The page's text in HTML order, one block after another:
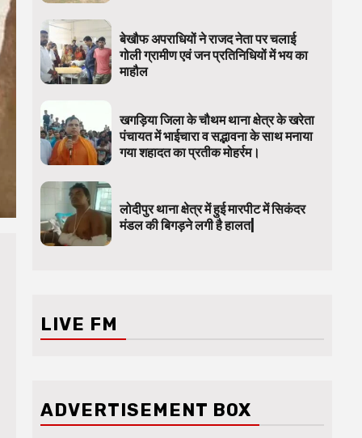
बेखौफ अपराधियों ने राजद नेता पर चलाई
गोली ग्रामीण एवं जन प्रतिनिधियों में भय का
माहौल
खगड़िया जिला के चौथम थाना क्षेत्र के खरेता
पंचायत में भाईचारा व सद्भावना के साथ मनाया
गया शहादत का प्रतीक मोहर्रम।
लोदीपुर थाना क्षेत्र में हुई मारपीट में सिकंदर
मंडल की बिगड़ने लगी है हालत|
LIVE FM
ADVERTISEMENT BOX